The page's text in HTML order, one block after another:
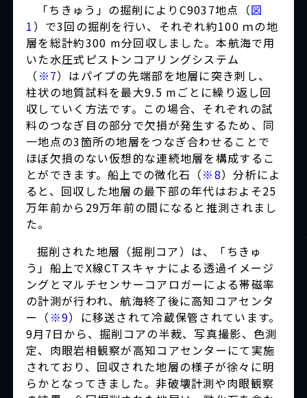
「ちきゅう」の掘削によりC9037地点（図
1 ）で3回の掘削を行い、それぞれ約100 ｍの地
層を総計約300 m分回収しました。本航海で用
いた水圧式ピストンコアリングシステム
（ ※7）はパイプの先端部を地層に突き刺し、
柱状の地質試料を最大9.5 mごとに繰り返し回
収していく方法です。この場合、それぞれの試
料のつなぎ目の部分で欠損が発生するため、同
一地点の3箇所の地層をつなぎ合わせることで
ほぼ欠損のない仮想的な連続地層を構成するこ
とができます。船上での微化石（※8）分析によ
ると、回収した地層の最下部の年代はおよそ25
万年前から29万年前の間になると推測されまし
た。
掘削された地層（掘削コア）は、「ちきゅ
う」船上でX線CTスキャナによる透過イメージ
ングとマルチセンサーコアロガーによる帯磁率
の計測が行われ、航海終了後に高知コアセンタ
ー（ ※9）に移送されて冷蔵保管されています。
9月7日から、掘削コアの半裁、写真撮影、色測
定、肉眼岩相観察が高知コアセンターにて実施
されており、回収された地層の様子が徐々に明
らかとなってきました。非破壊計測や肉眼観察